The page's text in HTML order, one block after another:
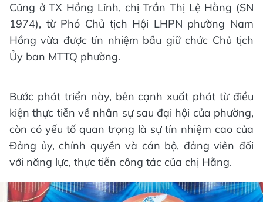
Cũng ở TX Hồng Lĩnh, chị Trần Thị Lệ Hằng (SN
1974), từ Phó Chủ tịch Hội LHPN phường Nam
Hồng vừa được tín nhiệm bầu giữ chức Chủ tịch
Ủy ban MTTQ phường.
Bước phát triển này, bên cạnh xuất phát từ điều
kiện thực tiễn về nhân sự sau đại hội của phường,
còn có yếu tố quan trọng là sự tín nhiệm cao của
Đảng ủy, chính quyền và cán bộ, đảng viên đối
với năng lực, thực tiễn công tác của chị Hằng.